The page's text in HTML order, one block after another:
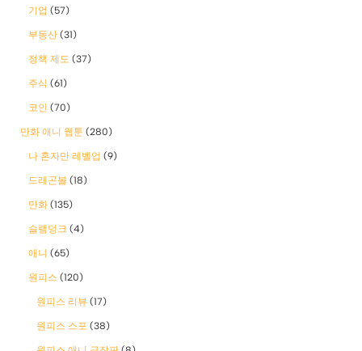
기업 (57)
부동산 (31)
정책 제도 (37)
주식 (61)
코인 (70)
만화 애니 웹툰 (280)
나 혼자만 레벨업 (9)
드래곤볼 (18)
만화 (135)
슬램덩크 (4)
애니 (65)
원피스 (120)
원피스 리뷰 (17)
원피스 스포 (38)